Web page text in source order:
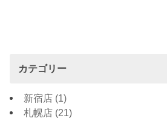
カテゴリー
新宿店 (1)
札幌店 (21)